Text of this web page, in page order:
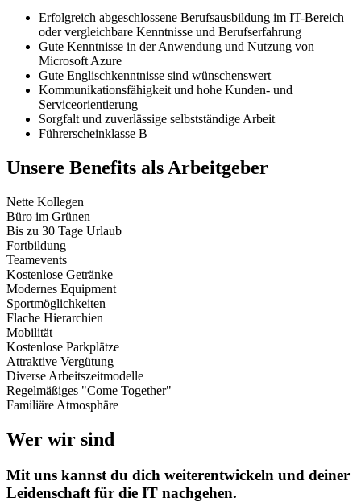
Erfolgreich abgeschlossene Berufsausbildung im IT-Bereich
oder vergleichbare Kenntnisse und Berufserfahrung
Gute Kenntnisse in der Anwendung und Nutzung von
Microsoft Azure
Gute Englischkenntnisse sind wünschenswert
Kommunikationsfähigkeit und hohe Kunden- und
Serviceorientierung
Sorgfalt und zuverlässige selbstständige Arbeit
Führerscheinklasse B
Unsere Benefits als Arbeitgeber
Nette Kollegen
Büro im Grünen
Bis zu 30 Tage Urlaub
Fortbildung
Teamevents
Kostenlose Getränke
Modernes Equipment
Sportmöglichkeiten
Flache Hierarchien
Mobilität
Kostenlose Parkplätze
Attraktive Vergütung
Diverse Arbeitszeitmodelle
Regelmäßiges "Come Together"
Familiäre Atmosphäre
Wer wir sind
Mit uns kannst du dich weiterentwickeln und deiner
Leidenschaft für die IT nachgehen.